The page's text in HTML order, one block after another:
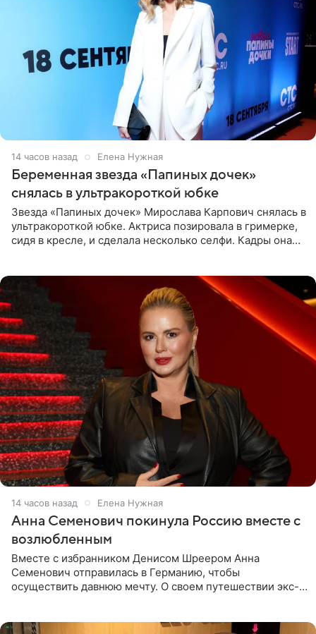
14 часов назад Елена Нужная
Беременная звезда «Папиных дочек»
снялась в ультракороткой юбке
Звезда «Папиных дочек» Мирослава Карпович снялась в
ультракороткой юбке. Актриса позировала в гримерке,
сидя в кресле, и сделала несколько селфи. Кадры она
14 часов назад Елена Нужная
Анна Семенович покинула Россию вместе с
возлюбленным
Вместе с избранником Денисом Шреером Анна
Семенович отправилась в Германию, чтобы
осуществить давнюю мечту. О своем путешествии экс-